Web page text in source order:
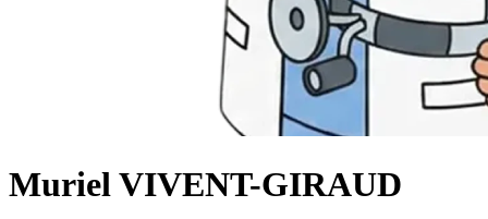
Muriel VIVENT-GIRAUD